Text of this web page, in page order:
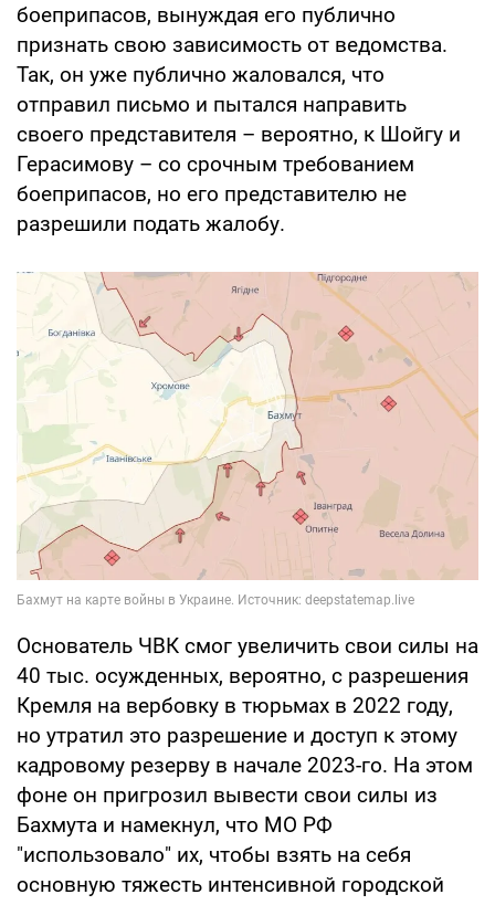
боеприпасов, вынуждая его публично
признать свою зависимость от ведомства.
Так, он уже публично жаловался, что
отправил письмо и пытался направить
своего представителя – вероятно, к Шойгу и
Герасимову – со срочным требованием
боеприпасов, но его представителю не
разрешили подать жалобу.
Основатель ЧВК смог увеличить свои силы на
40 тыс. осужденных, вероятно, с разрешения
Кремля на вербовку в тюрьмах в 2022 году,
но утратил это разрешение и доступ к этому
кадровому резерву в начале 2023-го. На этом
фоне он пригрозил вывести свои силы из
Бахмута и намекнул, что МО РФ
"использовало" их, чтобы взять на себя
основную тяжесть интенсивной городской